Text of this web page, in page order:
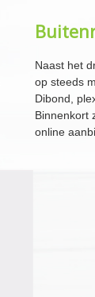
Naast het
op steeds
Dibond,
Binnenkort
online